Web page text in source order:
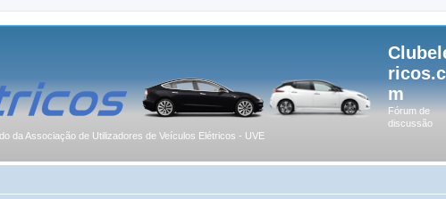
m
Fórum de
discussão
da Associação de Utilizadores de Veículos Elétricos - UVE